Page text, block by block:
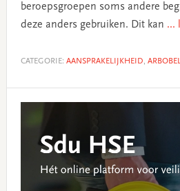
beroepsgroepen soms andere
deze anders gebruiken. Dit kan ...
CATEGORIE: AANSPRAKELIJKHEID,
Primary
Sidebar